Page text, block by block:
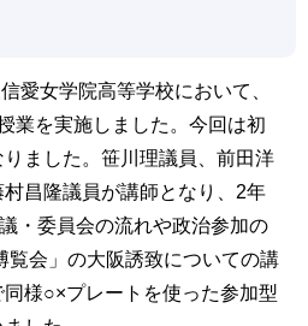
愛女学院高等学校において、
業を実施しました。今回は初
ました。笹川理議員、前田洋
昌隆議員が講師となり、2年
・委員会の流れや政治参加の
覧会」の大阪誘致についての講
様○×プレートを使った参加型